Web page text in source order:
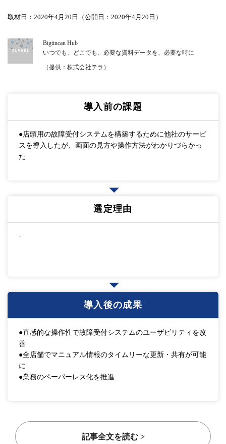
取材日：2020年4月20日（公開日：2020年4月20日）
Bigtincan Hub
いつでも、どこでも、必要な資料データを、必要な時に
（提供：株式会社テラ）
導入前の課題
●店頭用の故障受付システムを構築するために他社のサービ
スを導入したが、画面の見方や操作方法がわかりづらかっ
た
選定理由
-
導入後の成果
●直感的な操作性で故障受付システムのユーザビリティを改
善
●全店舗でマニュアル情報のタイムリーな更新・共有が可能
に
●業務のペーパーレス化を推進
記事全文を読む >